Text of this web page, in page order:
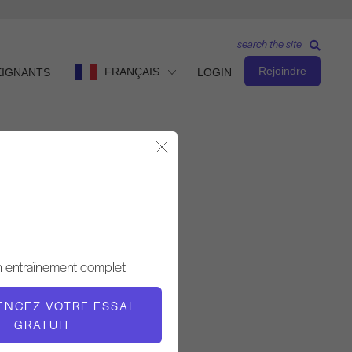
FRANÇAIS LOGIN Rejoindre
search the site
entraînement complet
VOTRE ESSAI
GRATUIT
Jay Grimes
L'HEURE DE LA VIDÉO
4:37